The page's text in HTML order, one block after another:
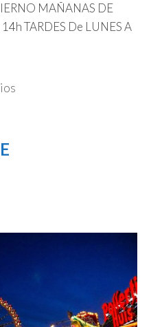
MAÑANAS DE
TARDES De LUNES A